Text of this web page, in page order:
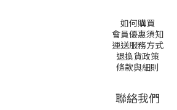
如何購買
會員優惠須知
運送服務方式
退換貨政策
條款與細則
聯絡我們